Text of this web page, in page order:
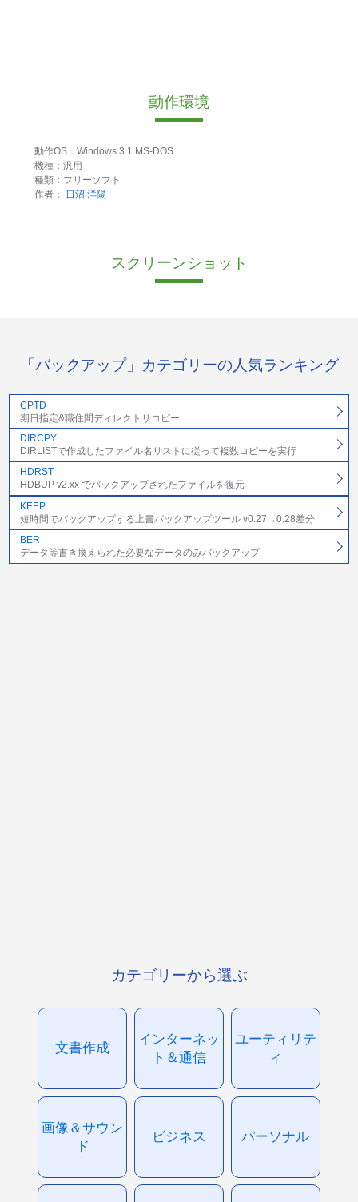
動作環境
動作OS：Windows 3.1 MS-DOS
機種：汎用
種類：フリーソフト
作者：
日沼 洋陽
スクリーンショット
「バックアップ」カテゴリーの人気ランキング
CPTD
期日指定&職住間ディレクトリコピー
DIRCPY
DIRLISTで作成したファイル名リストに従って複数コピーを実行
HDRST
HDBUP v2.xx でバックアップされたファイルを復元
KEEP
短時間でバックアップする上書バックアップツール v0.27→0.28差分
BER
データ等書き換えられた必要なデータのみバックアップ
カテゴリーから選ぶ
文書作成
インターネッ
ト＆通信
ユーティリテ
ィ
画像＆サウン
ド
ビジネス パーソナル